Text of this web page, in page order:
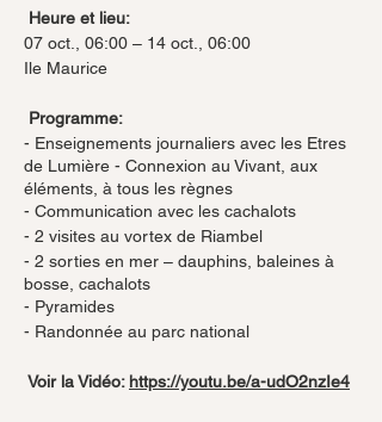
Heure et lieu:
07 oct., 06:00 – 14 oct., 06:00
Ile Maurice
Programme:
​- Enseignements journaliers avec les Etres
de Lumière - Connexion au Vivant, aux
éléments, à tous les règnes
- Communication avec les cachalots
- 2 visites au vortex de Riambel
- 2 sorties en mer – dauphins, baleines à
bosse, cachalots
- Pyramides
- Randonnée au parc national
Voir la Vidéo: https://youtu.be/a-udO2nzIe4